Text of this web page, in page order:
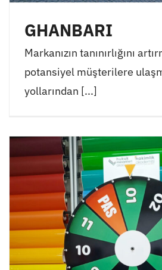
GHANBARI
Markanızın tanınırlığını
potansiyel müşterilere
yollarından [...]